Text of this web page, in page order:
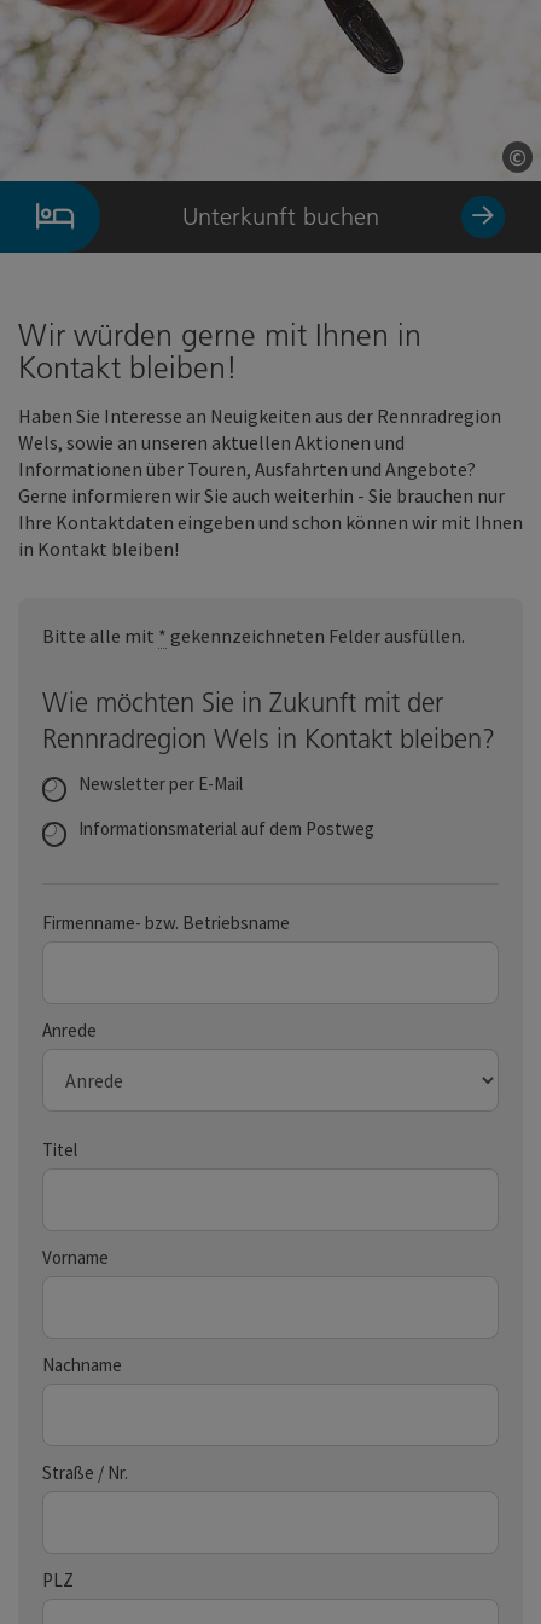
©
Unterkunft buchen
Wir würden gerne mit Ihnen in
Kontakt bleiben!
Haben Sie Interesse an Neuigkeiten aus der Rennradregion
Wels, sowie an unseren aktuellen Aktionen und
Informationen über Touren, Ausfahrten und Angebote?
Gerne informieren wir Sie auch weiterhin - Sie brauchen nur
Ihre Kontaktdaten eingeben und schon können wir mit Ihnen
in Kontakt bleiben!
Bitte alle mit * gekennzeichneten Felder ausfüllen.
Wie möchten Sie in Zukunft mit der
Rennradregion Wels in Kontakt bleiben?
Newsletter per E-Mail
Informationsmaterial auf dem Postweg
Firmenname- bzw. Betriebsname
Anrede
Titel
Vorname
Nachname
Straße / Nr.
PLZ